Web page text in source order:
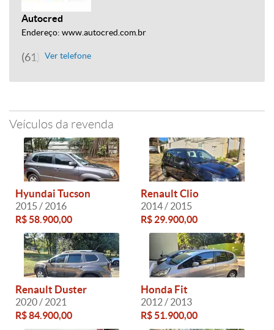
Autocred
Endereço: www.autocred.com.br
(61) 9288-9231
Ver telefone
Veículos da revenda
Hyundai Tucson
2015 / 2016
R$ 58.900,00
Renault Clio
2014 / 2015
R$ 29.900,00
Renault Duster
2020 / 2021
R$ 84.900,00
Honda Fit
2012 / 2013
R$ 51.900,00